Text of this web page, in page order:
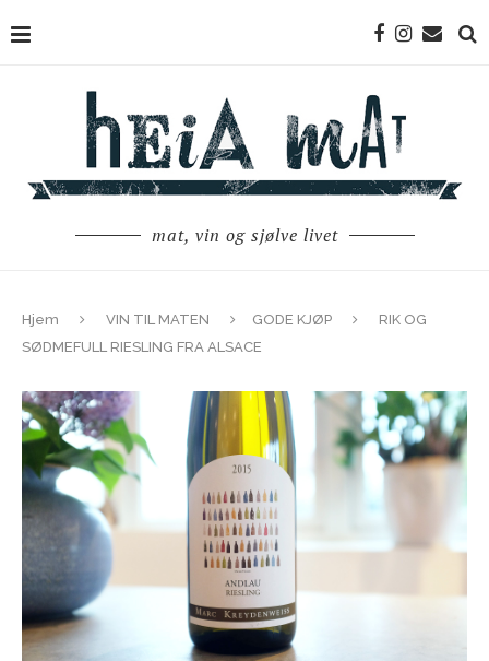
mat, vin og sjølve livet
Hjem VIN TIL MATEN GODE KJØP
RIK OG
SØDMEFULL RIESLING FRA ALSACE